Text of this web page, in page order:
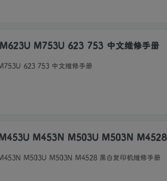
M753U 623 753 中文维修手册
623 753 中文维修手册
M453N M503U M503N M4528
M503U M503N M4528 黑白复印机维修手册